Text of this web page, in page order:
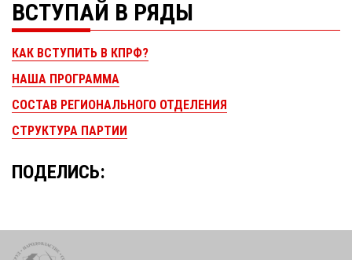
ВСТУПАЙ В РЯДЫ
КАК ВСТУПИТЬ В КПРФ?
НАША ПРОГРАММА
СОСТАВ РЕГИОНАЛЬНОГО ОТДЕЛЕНИЯ
СТРУКТУРА ПАРТИИ
ПОДЕЛИСЬ: